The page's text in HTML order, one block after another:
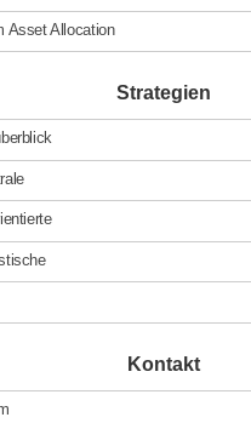
Asset Allocation
Strategien
Kontakt